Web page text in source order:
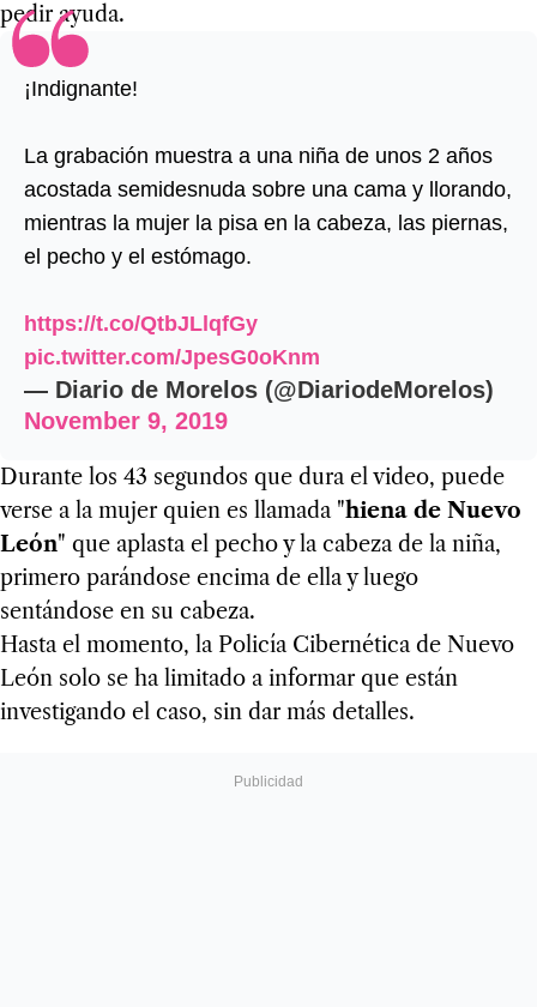
pedir ayuda.
¡Indignante!
La grabación muestra a una niña de unos 2 años
acostada semidesnuda sobre una cama y llorando,
mientras la mujer la pisa en la cabeza, las piernas,
el pecho y el estómago.
https://t.co/QtbJLlqfGy
pic.twitter.com/JpesG0oKnm
— Diario de Morelos (@DiariodeMorelos)
November 9, 2019
Durante los 43 segundos que dura el video, puede
verse a la mujer quien es llamada "hiena de Nuevo
León" que aplasta el pecho y la cabeza de la niña,
primero parándose encima de ella y luego
sentándose en su cabeza.
Hasta el momento, la Policía Cibernética de Nuevo
León solo se ha limitado a informar que están
investigando el caso, sin dar más detalles.